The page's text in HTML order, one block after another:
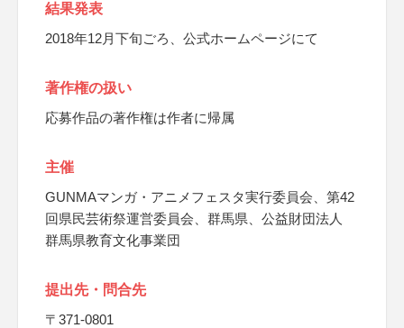
結果発表
2018年12月下旬ごろ、公式ホームページにて
著作権の扱い
応募作品の著作権は作者に帰属
主催
GUNMAマンガ・アニメフェスタ実行委員会、第42
回県民芸術祭運営委員会、群馬県、公益財団法人
群馬県教育文化事業団
提出先・問合先
〒371-0801